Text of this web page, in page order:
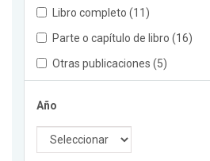
Libro completo (11)
Parte o capítulo de libro (16)
Otras publicaciones (5)
Año